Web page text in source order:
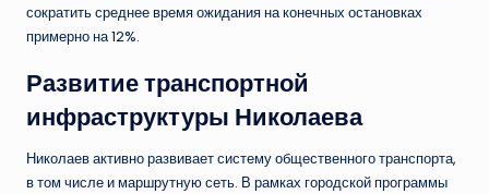
сократить среднее время ожидания на конечных остановках
примерно на 12%.
Развитие транспортной
инфраструктуры Николаева
Николаев активно развивает систему общественного транспорта,
в том числе и маршрутную сеть. В рамках городской программы